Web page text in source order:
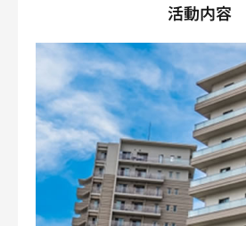
活動内容